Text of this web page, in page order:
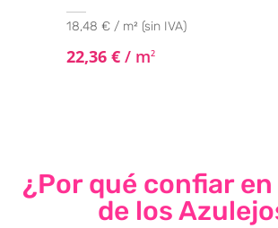
18,48 € / m² (sin IVA)
22,36 € / m2
¿Por qué confiar en
de los